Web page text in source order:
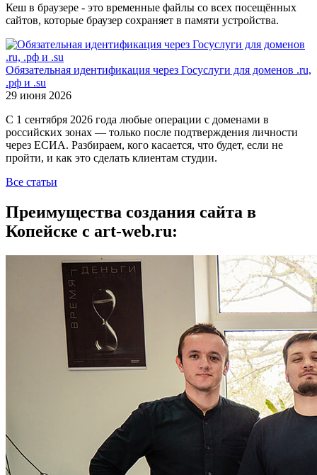
Кеш в браузере - это временные файлы со всех посещённых
сайтов, которые браузер сохраняет в памяти устройства.
Обязательная идентификация через Госуслуги для доменов .ru,
.рф и .su
29 июня 2026
С 1 сентября 2026 года любые операции с доменами в
российских зонах — только после подтверждения личности
через ЕСИА. Разбираем, кого касается, что будет, если не
пройти, и как это сделать клиентам студии.
Все статьи
Преимущества создания сайта в
Копейске с art-web.ru: